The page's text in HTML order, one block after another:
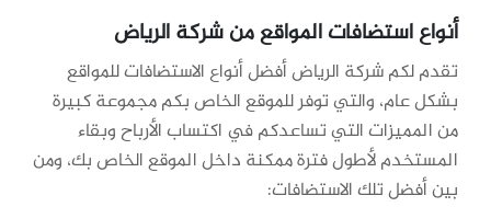
أنواع استضافات المواقع من شركة الرياض
تقدم لكم شركة الرياض أفضل أنواع الاستضافات للمواقع
بشكل عام، والتي توفر للموقع الخاص بكم مجموعة كبيرة
من المميزات التي تساعدكم في اكتساب الأرباح وبقاء
المستخدم لأطول فترة ممكنة داخل الموقع الخاص بك، ومن
بين أفضل تلك الاستضافات: